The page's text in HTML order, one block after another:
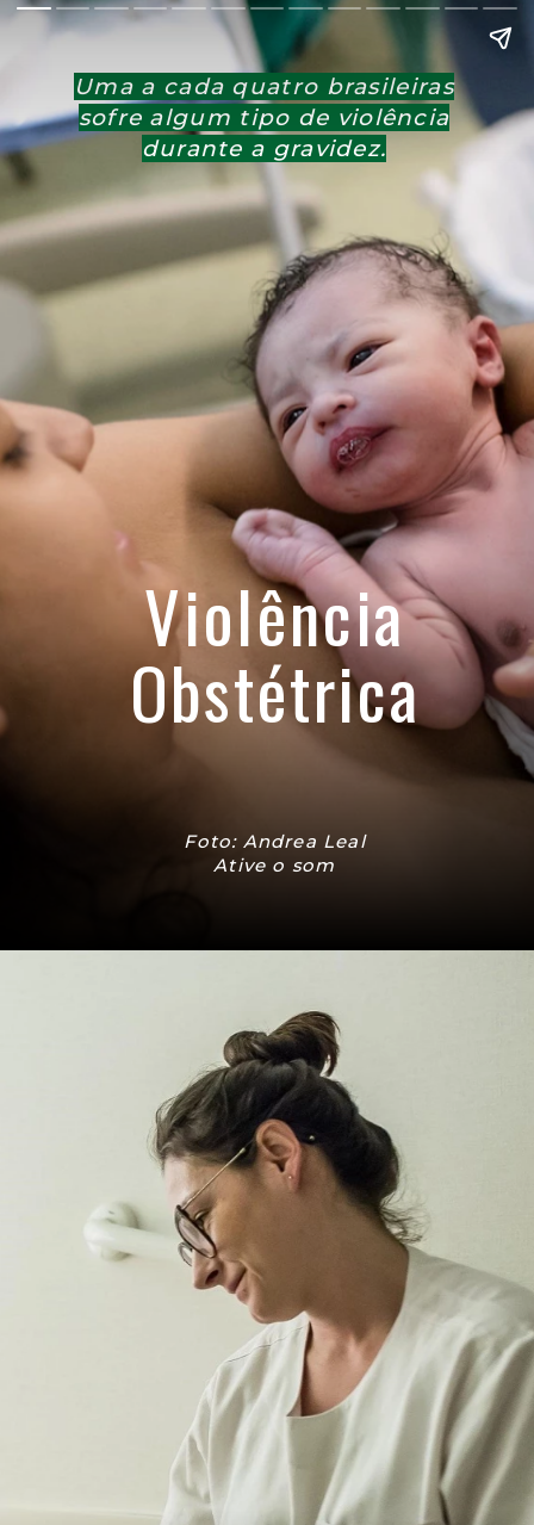
Violência
Obstétrica
Uma a cada quatro brasileiras
sofre algum tipo de violência
durante a gravidez.
Foto: Andrea Leal
Ative o som